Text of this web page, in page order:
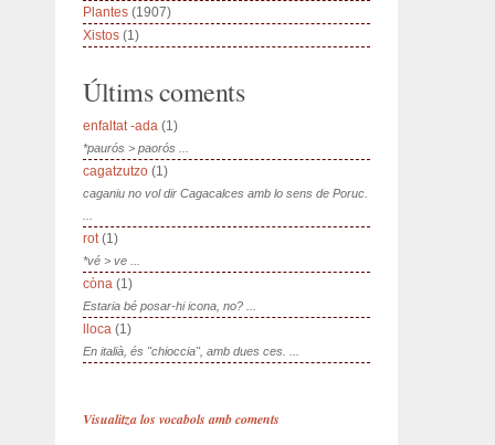
Plantes (1907)
Xistos (1)
Últims coments
enfaltat -ada (1)
*paurós > paorós ...
cagatzutzo (1)
caganiu no vol dir Cagacalces amb lo sens de Poruc.
rot(1)
*vé > ve ...
còna (1)
Estaria bé posar-hi icona, no? ...
lloca (1)
En italià, és "chioccia", amb dues ces. ...
Visualitza los vocabols amb coments